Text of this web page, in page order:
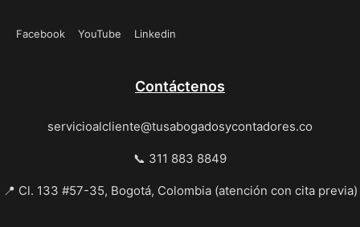
Facebook YouTube Linkedin
Contáctenos
servicioalcliente@tusabogadosycontadores.co
📞 311 883 8849
📍 Cl. 133 #57-35, Bogotá, Colombia (atención con cita previa)